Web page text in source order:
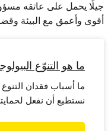
جيلًا يحمل على عاتقه
أقوى وأعمق مع البيئة
ما هو التنوّع
ما أسباب فقدان التنوع
نستطيع أن نفعل